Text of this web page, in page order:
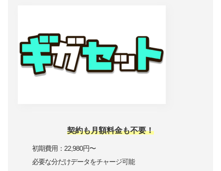
契約も月額料金も不要！
初期費用：22,980円〜
必要な分だけデータをチャージ可能